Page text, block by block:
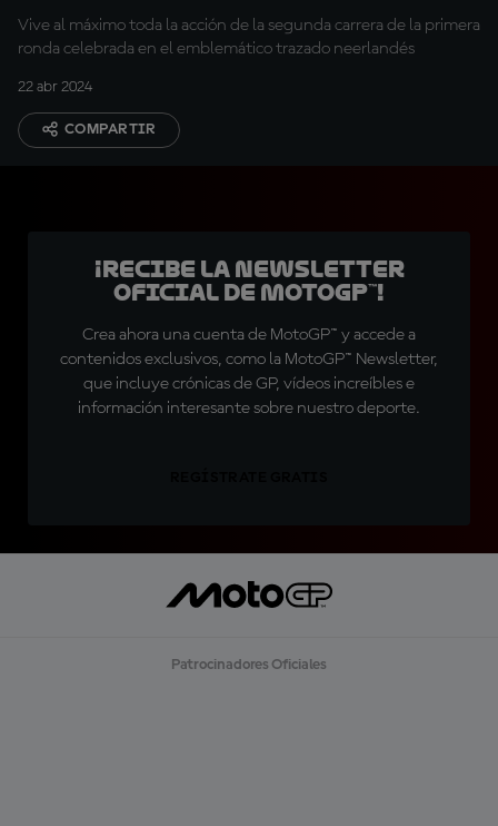
Vive al máximo toda la acción de la segunda carrera de la primera
ronda celebrada en el emblemático trazado neerlandés
22 abr 2024
COMPARTIR
¡Recibe la Newsletter
oficial de MotoGP™!
Crea ahora una cuenta de MotoGP™ y accede a
contenidos exclusivos, como la MotoGP™ Newsletter,
que incluye crónicas de GP, vídeos increíbles e
información interesante sobre nuestro deporte.
Patrocinadores Oficiales